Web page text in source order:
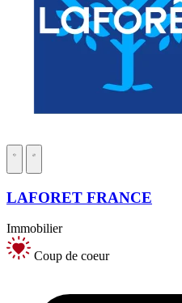
LAFORET FRANCE
Immobilier
Coup de coeur